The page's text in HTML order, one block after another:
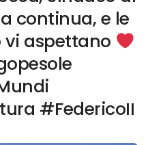
continua, e le
vi aspettano
#FedericoII